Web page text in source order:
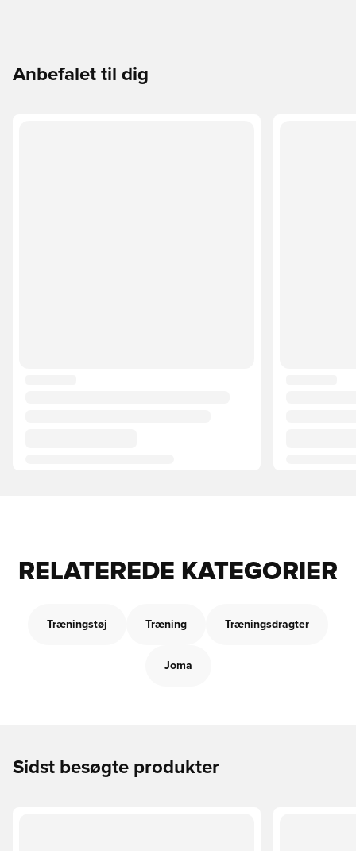
Anbefalet til dig
RELATEREDE KATEGORIER
Træningstøj Træning Træningsdragter
Joma
Sidst besøgte produkter